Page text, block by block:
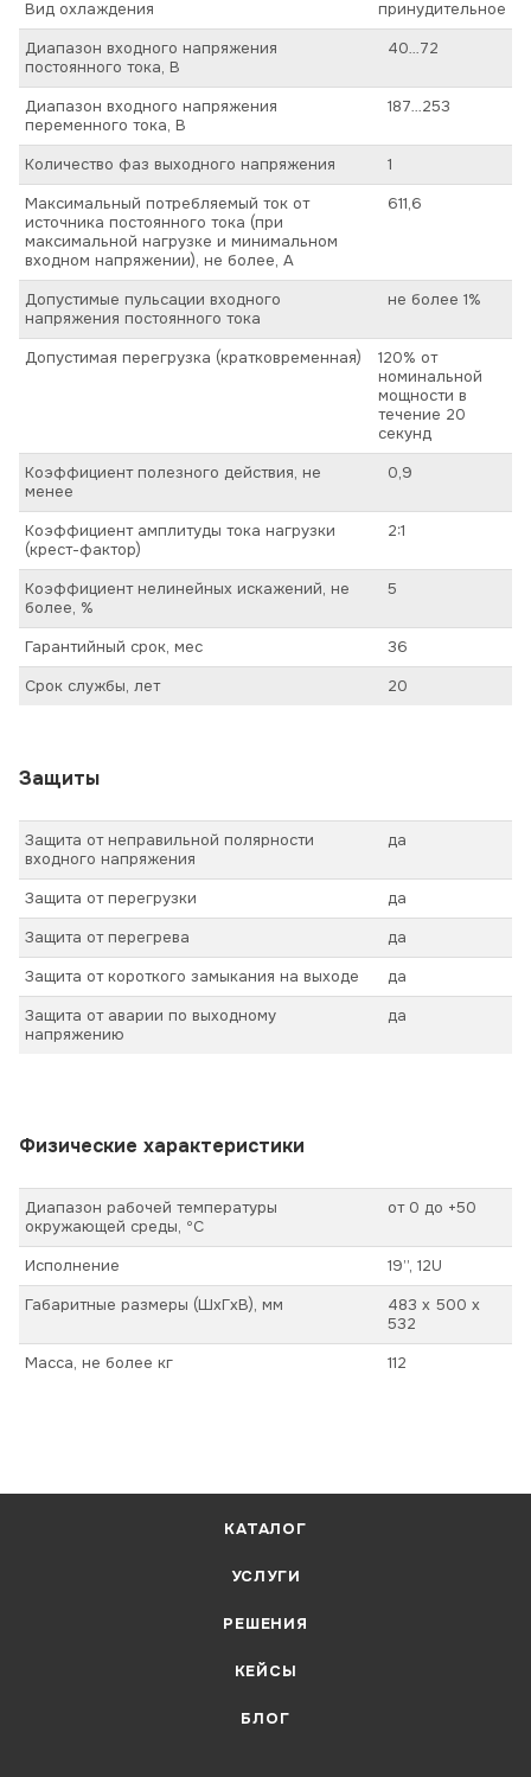
Вид охлаждения
принудительное
Диапазон входного напряжения
постоянного тока, В
40…72
Диапазон входного напряжения
переменного тока, В
187…253
Количество фаз выходного напряжения
1
Максимальный потребляемый ток от
источника постоянного тока (при
максимальной нагрузке и минимальном
входном напряжении), не более, А
611,6
Допустимые пульсации входного
напряжения постоянного тока
не более 1%
Допустимая перегрузка (кратковременная)
120% от
номинальной
мощности в
течение 20
секунд
Коэффициент полезного действия, не
менее
0,9
Коэффициент амплитуды тока нагрузки
(крест-фактор)
2:1
Коэффициент нелинейных искажений, не
более, %
5
Гарантийный срок, мес
36
Срок службы, лет
20
Защиты
Защита от неправильной полярности
входного напряжения
да
Защита от перегрузки
да
Защита от перегрева
да
Защита от короткого замыкания на выходе
да
Защита от аварии по выходному
напряжению
да
Физические характеристики
Диапазон рабочей температуры
окружающей среды, ºС
от 0 до +50
Исполнение
19’’, 12U
Габаритные размеры (ШхГхВ), мм
483 х 500 х
532
Масса, не более кг
112
КАТАЛОГ
УСЛУГИ
РЕШЕНИЯ
КЕЙСЫ
БЛОГ